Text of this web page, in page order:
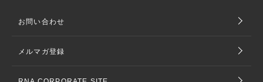
お問い合わせ
メルマガ登録